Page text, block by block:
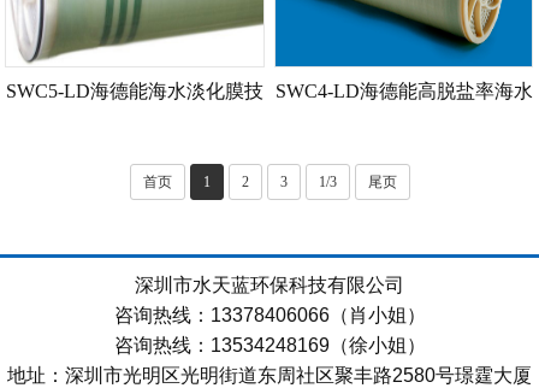
SWC5-LD海德能海水淡化膜技 SWC4-LD海德能高脱盐率海水
特点
首页 1 2 3 1/3 尾页
深圳市水天蓝环保科技有限公司
咨询热线：13378406066（肖小姐）
咨询热线：13534248169（徐小姐）
地址：深圳市光明区光明街道东周社区聚丰路2580号璟霆大厦